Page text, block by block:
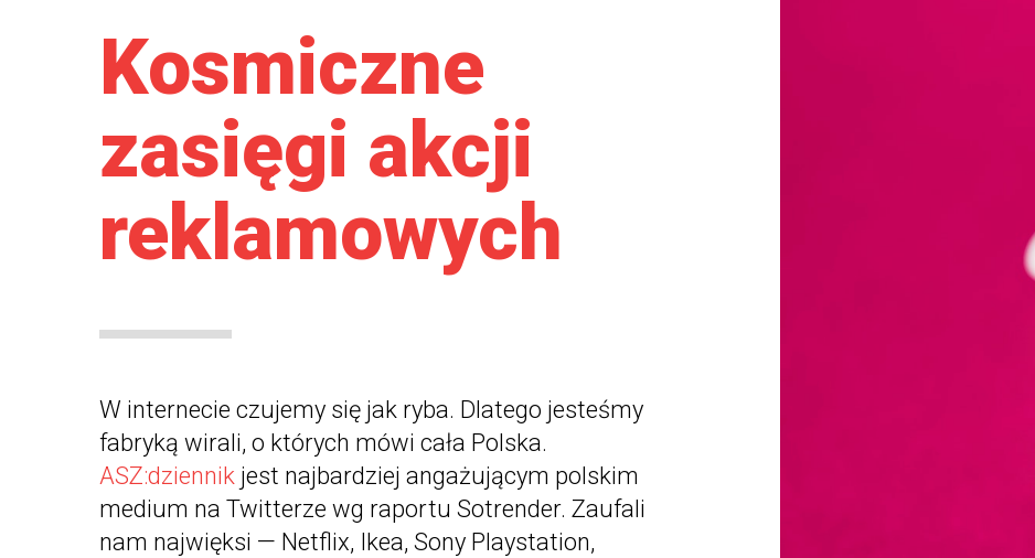
Kosmiczne
zasięgi akcji
reklamowych
W internecie czujemy się jak ryba. Dlatego jesteśmy
fabryką wirali, o których mówi cała Polska.
ASZ:dziennik jest najbardziej angażującym polskim
medium na Twitterze wg raportu Sotrender. Zaufali
nam najwięksi — Netflix, Ikea, Sony Playstation,